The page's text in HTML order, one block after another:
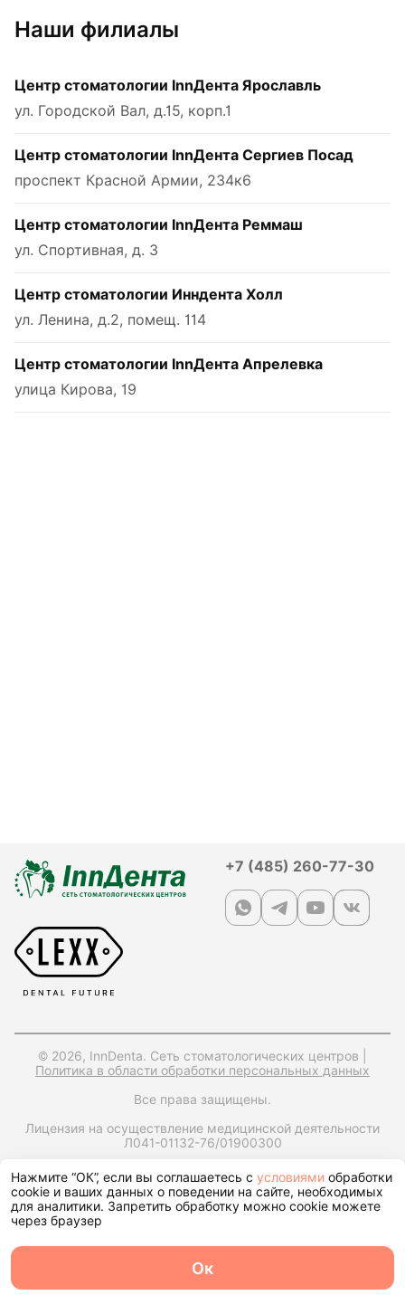
Наши филиалы
Центр стоматологии InnДента Ярославль
ул. Городской Вал, д.15, корп.1
Центр стоматологии InnДента Сергиев Посад
проспект Красной Армии, 234к6
Центр стоматологии InnДента Реммаш
ул. Спортивная, д. 3
Центр стоматологии Инндента Холл
ул. Ленина, д.2, помещ. 114
Центр стоматологии InnДента Апрелевка
улица Кирова, 19
+7 (485) 260-77-30
© 2026, InnDenta. Сеть стоматологических центров |
Политика в области обработки персональных данных
Все права защищены.
Лицензия на осуществление медицинской деятельности
Л041-01132-76/01900300
ИНН: 7604397560, ОРГН: 1247600006170, Юр. адрес:
150049, Ярославская обл., г. Ярославль, ул. Городской Вал,
д15, корп. 1, помещ. 25
Запрос справки на налоговый вычет
Нажмите “ОК”, если вы соглашаетесь с условиями обработки
cookie и ваших данных о поведении на сайте, необходимых
для аналитики. Запретить обработку можно cookie можете
через браузер
Ок